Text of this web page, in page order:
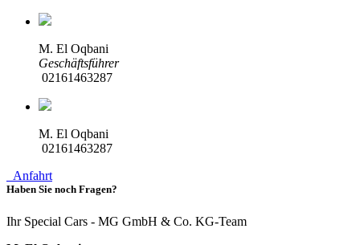
M. El Oqbani
Geschäftsführer
02161463287
M. El Oqbani
02161463287
Anfahrt
Haben Sie noch Fragen?
Ihr Special Cars - MG GmbH & Co. KG-Team